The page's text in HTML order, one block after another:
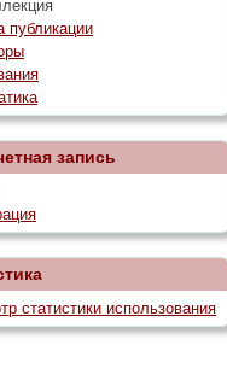
публикации
запись
статистики использования